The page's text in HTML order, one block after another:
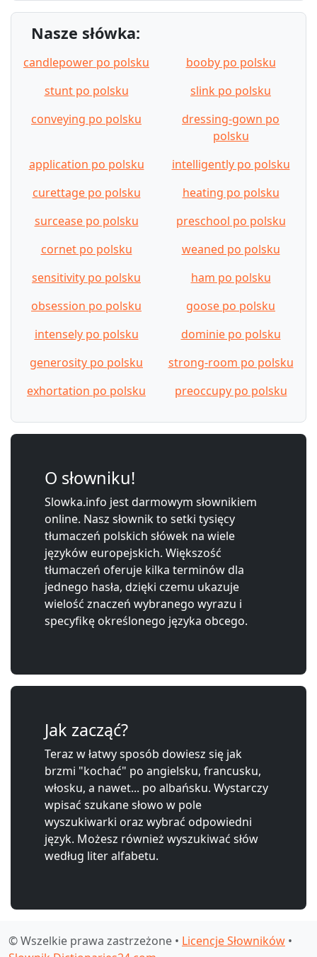
Nasze słówka:
candlepower po polsku
booby po polsku
stunt po polsku
slink po polsku
conveying po polsku
dressing-gown po
polsku
application po polsku
intelligently po polsku
curettage po polsku
heating po polsku
surcease po polsku
preschool po polsku
cornet po polsku
weaned po polsku
sensitivity po polsku
ham po polsku
obsession po polsku
goose po polsku
intensely po polsku
dominie po polsku
generosity po polsku
strong-room po polsku
exhortation po polsku
preoccupy po polsku
O słowniku!
Slowka.info jest darmowym słownikiem
online. Nasz słownik to setki tysięcy
tłumaczeń polskich słówek na wiele
języków europejskich. Większość
tłumaczeń oferuje kilka terminów dla
jednego hasła, dzięki czemu ukazuje
wielość znaczeń wybranego wyrazu i
specyfikę określonego języka obcego.
Jak zacząć?
Teraz w łatwy sposób dowiesz się jak
brzmi "kochać" po angielsku, francusku,
włosku, a nawet... po albańsku. Wystarczy
wpisać szukane słowo w pole
wyszukiwarki oraz wybrać odpowiedni
język. Możesz również wyszukiwać słów
według liter alfabetu.
© Wszelkie prawa zastrzeżone • Licencje Słowników •